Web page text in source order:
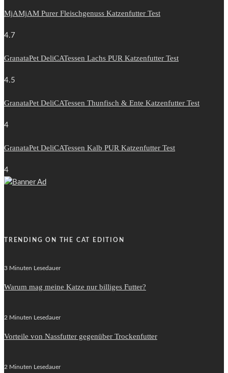
MjAMjAM Purer Fleischgenuss Katzenfutter Test
4.7
GranataPet DeliCATessen Lachs PUR Katzenfutter Test
4.5
GranataPet DeliCATessen Thunfisch & Ente Katzenfutter Test
4
GranataPet DeliCATessen Kalb PUR Katzenfutter Test
4
TRENDING ON THE CAT EDITION
3 Minuten Lesedauer
Warum mag meine Katze nur billiges Futter?
2 Minuten Lesedauer
Vorteile von Nassfutter gegenüber Trockenfutter
2 Minuten Lesedauer